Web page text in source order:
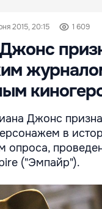
2015, 20:15 1 609
Джонс
в
опроса,
("Эмпайр").